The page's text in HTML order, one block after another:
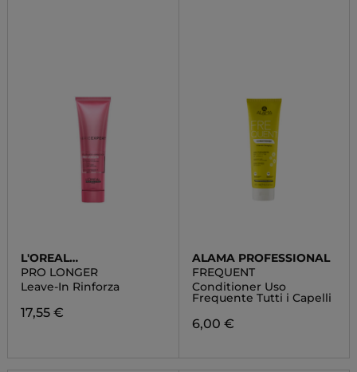
L'OREAL
PROFESSIONNEL
PRO LONGER
Leave-In Rinforza
17,55 €
ALAMA PROFESSIONAL
FREQUENT
Conditioner Uso
Frequente Tutti i Capelli
6,00 €